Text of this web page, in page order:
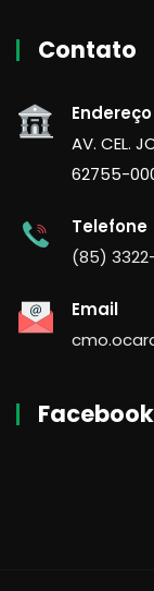
Contato
Endereço
AV. CEL.
62755-
Telefone
(85)
Email
Facebook